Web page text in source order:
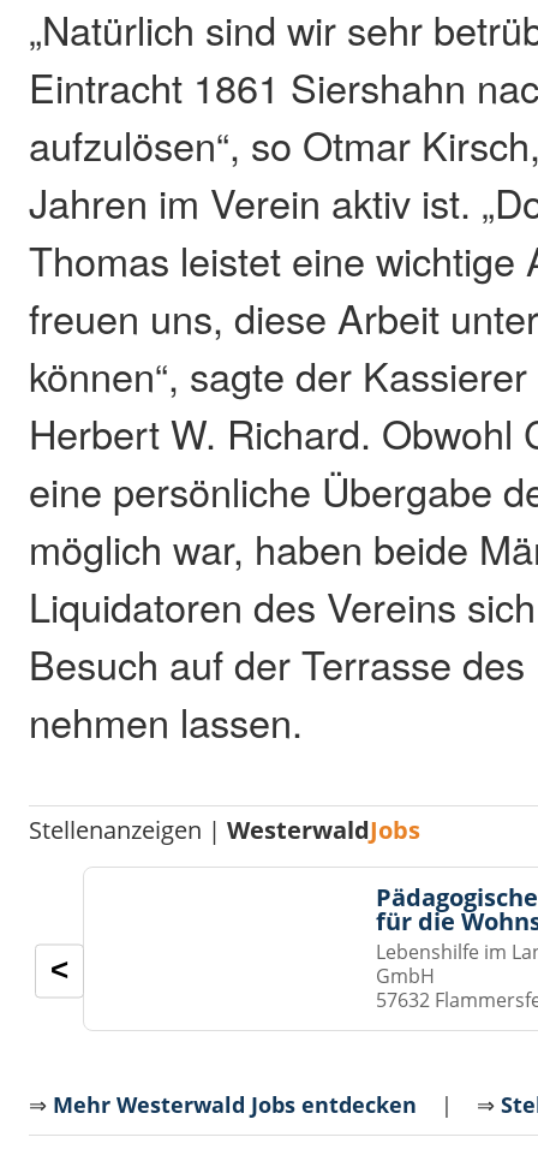
„Natürlich sind wir sehr
Eintracht 1861 Siershahn
aufzulösen“, so Otmar
Jahren im Verein aktiv ist.
Thomas leistet eine wichtige
freuen uns, diese Arbeit
können“, sagte der
Herbert W. Richard. Obwohl
eine persönliche Übergabe
möglich war, haben beide
Liquidatoren des Vereins
Besuch auf der Terrasse
nehmen lassen.
Stellenanzeigen |WesterwaldJobs
für die
Lebenshilfe im
GmbH
57632
<
⇒ Mehr Westerwald Jobs entdecken | ⇒